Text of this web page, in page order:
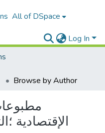
All of DSpace
Log In
Browse by Author
الإقتصادية